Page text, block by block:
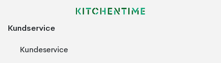
Kundservice
Kundeservice